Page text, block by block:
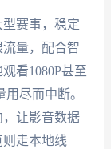
赛事，稳定
量，配合智
看1080P甚至
尽而中断。
让影音数据
走本地线